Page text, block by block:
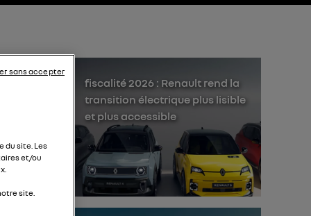
,
fiscalité 2026 : Renault rend la
transition électrique plus lisible
et plus accessible
du site. Les
et/ou
site.
sans accepter